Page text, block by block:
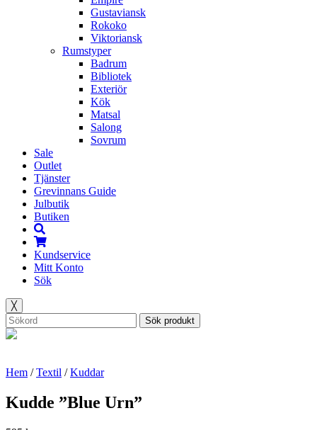
Gustaviansk
Rokoko
Viktoriansk
Rumstyper
Badrum
Bibliotek
Exteriör
Kök
Matsal
Salong
Sovrum
Sale
Outlet
Tjänster
Grevinnans Guide
Julbutik
Butiken
Kundservice
Mitt Konto
Sök
╳
Sök produkt
Hem /Textil /Kuddar
Kudde ”Blue Urn”